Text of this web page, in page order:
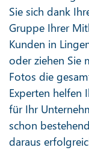
Sie sich dank
Gruppe Ihrer
Kunden in
oder ziehen Sie
Fotos die
Experten helfen
für Ihr
schon
daraus